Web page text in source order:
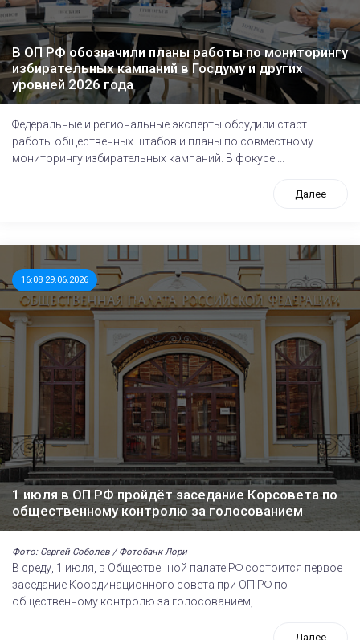
В ОП РФ обозначили планы работы по мониторингу
избирательных кампаний в Госдуму и других
уровней 2026 года
Федеральные и региональные эксперты обсудили старт
работы общественных штабов и планы по совместному
мониторингу избирательных кампаний. В фокусе ...
Далее
16:08 29.06.2026
1 июля в ОП РФ пройдёт заседание Корсовета по
общественному контролю за голосованием
Фото: Сергей Соболев / Фотобанк Лори
В среду, 1 июля, в Общественной палате РФ состоится первое
заседание Координационного совета при ОП РФ по
общественному контролю за голосованием, ...
Далее